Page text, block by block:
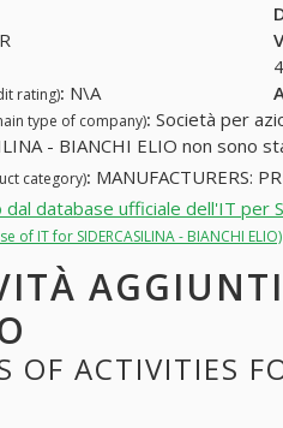
rating): N\A
type of company): Società per
- BIANCHI ELIO non sono
category): MANUFACTURERS:
database ufficiale dell'IT per
IT for SIDERCASILINA - BIANCHI ELIO)
OF ACTIVITIES